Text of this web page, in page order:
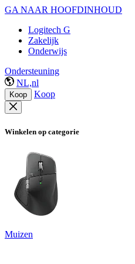
GA NAAR HOOFDINHOUD
Logitech G
Zakelijk
Onderwijs
Ondersteuning
NL,nl
Koop Koop
Winkelen op categorie
Muizen